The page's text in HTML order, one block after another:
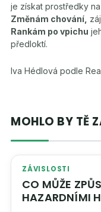
je získat prostředky
Změnám chování,
Rankám po vpichu
předloktí.
Iva Hédlová podle
MOHLO BY TĚ
ZÁVISLOSTI
CO MŮŽE
HAZARDNÍMI